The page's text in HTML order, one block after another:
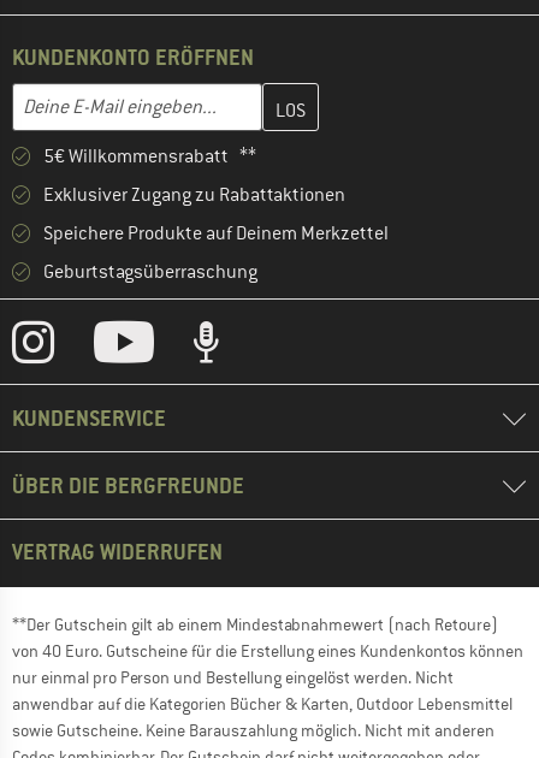
KUNDENKONTO ERÖFFNEN
E-Mail-Adresse
Gib hier deine E-Mail-Adresse ein und erstelle im nächsten
5€ Willkommensrabatt **
Exklusiver Zugang zu Rabattaktionen
Speichere Produkte auf Deinem Merkzettel
Geburtstagsüberraschung
KUNDENSERVICE
ÜBER DIE BERGFREUNDE
VERTRAG WIDERRUFEN
**Der Gutschein gilt ab einem Mindestabnahmewert (nach Retoure)
von 40 Euro. Gutscheine für die Erstellung eines Kundenkontos können
nur einmal pro Person und Bestellung eingelöst werden. Nicht
anwendbar auf die Kategorien Bücher & Karten, Outdoor Lebensmittel
sowie Gutscheine. Keine Barauszahlung möglich. Nicht mit anderen